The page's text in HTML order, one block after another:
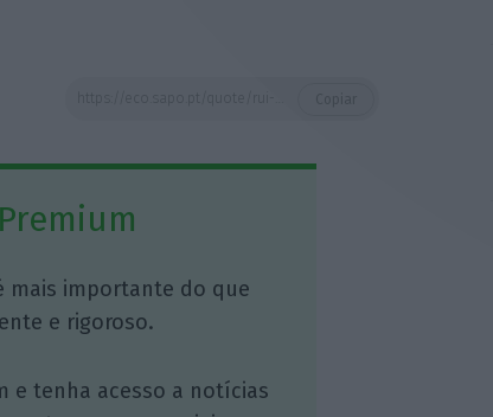
mais importante do que
e rigoroso.
e tenha acesso a notícias